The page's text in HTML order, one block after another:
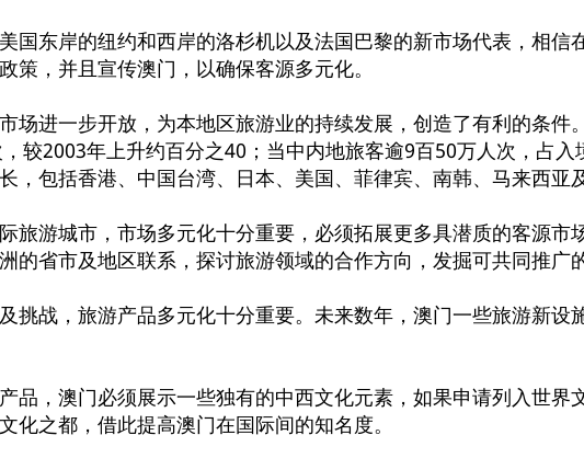
国东岸的纽约和西岸的洛杉机以及法国巴黎的新市场代表，相
策，并且宣传澳门，以确保客源多元化。
场进一步开放，为本地区旅游业的持续发展，创造了有利的条
较2003年上升约百分之40；当中内地旅客逾9百50万人次，占
，包括香港、中国台湾、日本、美国、菲律宾、南韩、马来西亚
旅游城市，市场多元化十分重要，必须拓展更多具潜质的客源
的省市及地区联系，探讨旅游领域的合作方向，发掘可共同推广
挑战，旅游产品多元化十分重要。未来数年，澳门一些旅游新
品，澳门必须展示一些独有的中西文化元素，如果申请列入世
化之都，借此提高澳门在国际间的知名度。